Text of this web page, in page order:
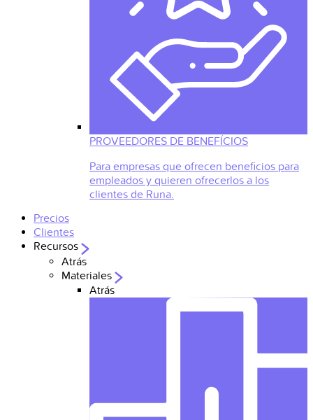
PROVEEDORES DE BENEFÍCIOS
Para empresas que ofrecen beneficios para
empleados y quieren ofrecerlos a los
clientes de Runa.
Precios
Clientes
Recursos
Atrás
Materiales
Atrás